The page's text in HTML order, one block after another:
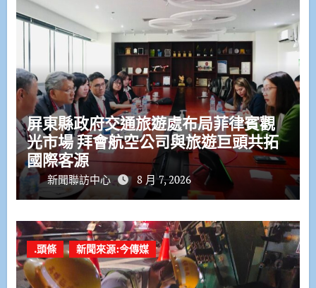
屏東縣政府交通旅遊處布局菲律賓觀
光市場 拜會航空公司與旅遊巨頭共拓
國際客源
新聞聯訪中心 8 月 7, 2026
.頭條 新聞來源:今傳媒